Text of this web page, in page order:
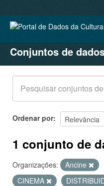
CONJUNTOS DE DADOS
ORGANIZAÇÕES
GRUPOS
SOBRE
Conjuntos de
Ordenar por
1 conjunto de
Organizações: Ancine
CINEMA